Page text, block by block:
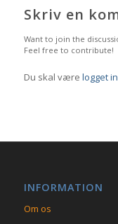
Skriv en
Want to join the
Feel free to contribute!
Du skal være logget
INFORMATION
Om os